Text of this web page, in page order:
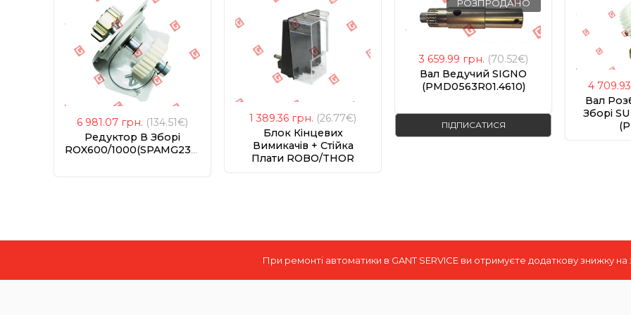
6 981.07 грн. (134.51€)
Редуктор В Зборі
1 389.36 грн. (26.77€)
Блок Кінцевих
Вимикачів + Стійка
Плати ROBO/THOR
РОЗПРОДАНО
3 659.99 грн. (70.52€)
Вал Ведучий SIGNO
(PMD0563R01.4610)
ПІДПИСАТИСЯ
4 709.93
Вал
Зборі
При ремонті автоматики в GANT SERVICE ви отримуєте додаткову знижку на